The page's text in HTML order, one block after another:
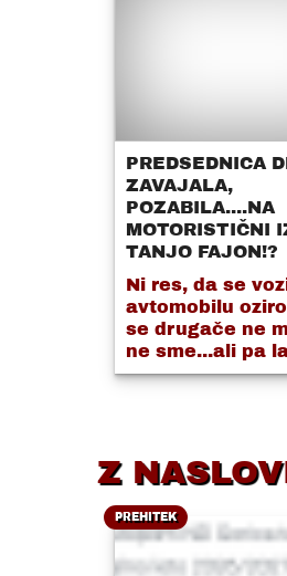
PREDSEDNICA
ZAVAJALA,
POZABILA....NA
MOTORISTIČNI
TANJO FAJON!?
Ni res, da se
avtomobilu
se drugače ne
ne sme...ali pa
Z
PREHITEK